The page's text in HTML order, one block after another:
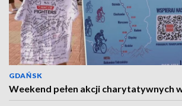
GDAŃSK
Weekend pełen akcji charytatywnych